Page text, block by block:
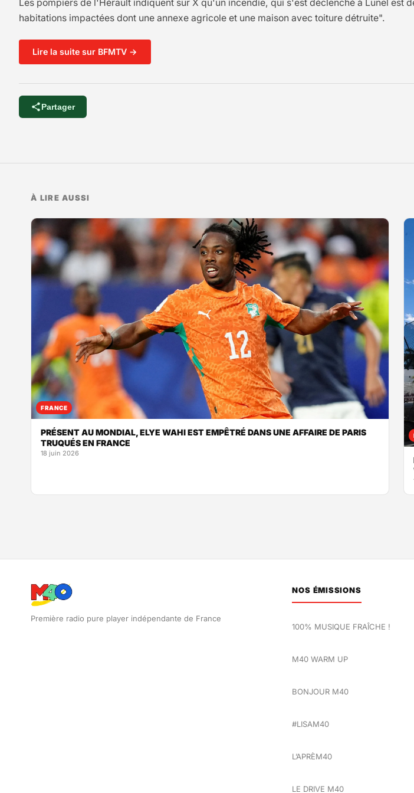
Les pompiers de l'Hérault indiquent sur X qu'un incendie, qui s'est déclenché à Lunel
habitations impactées dont une annexe agricole et une maison avec toiture détruite".
Lire la suite sur BFMTV →
Partager
À LIRE AUSSI
FRANCE
PRÉSENT AU MONDIAL, ELYE WAHI EST EMPÊTRÉ DANS UNE AFFAIRE DE PARIS
TRUQUÉS EN FRANCE
18 juin 2026
Première radio pure player indépendante de France
NOS ÉMISSIONS
100% MUSIQUE FRAÎCHE !
M40 WARM UP
BONJOUR M40
#LISAM40
L’APRÈM40
LE DRIVE M40